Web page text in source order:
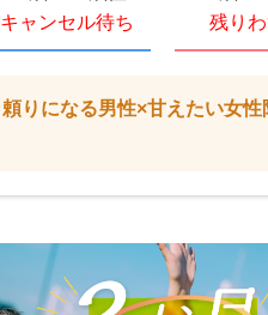
キャンセル待ち
残り
頼りになる男性×甘えたい女性